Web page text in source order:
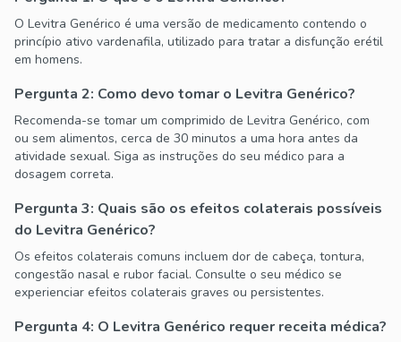
O Levitra Genérico é uma versão de medicamento contendo o
princípio ativo vardenafila, utilizado para tratar a disfunção erétil
em homens.
Pergunta 2: Como devo tomar o Levitra Genérico?
Recomenda-se tomar um comprimido de Levitra Genérico, com
ou sem alimentos, cerca de 30 minutos a uma hora antes da
atividade sexual. Siga as instruções do seu médico para a
dosagem correta.
Pergunta 3: Quais são os efeitos colaterais possíveis
do Levitra Genérico?
Os efeitos colaterais comuns incluem dor de cabeça, tontura,
congestão nasal e rubor facial. Consulte o seu médico se
experienciar efeitos colaterais graves ou persistentes.
Pergunta 4: O Levitra Genérico requer receita médica?